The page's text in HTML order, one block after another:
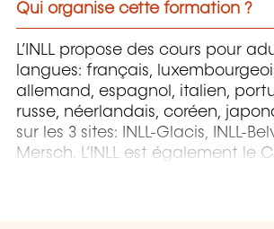
Qui organise cette formation ?
L’INLL propose des cours pour
langues: français,
allemand, espagnol, italien,
russe, néerlandais, coréen,
sur les 3 sites: INLL-Glacis, INLL-
Mersch. L’INLL est également le
certification officiel des tests et